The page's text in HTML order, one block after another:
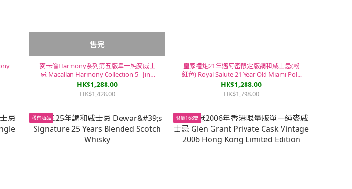
售完
麥卡倫Harmony系列第五版單一純麥威士
忌 Macallan Harmony Collection 5 - Jing
Single Malt Whisky
HK$1,288.00
HK$1,428.00
皇家禮炮21年邁阿密限定版調和威士忌(粉
紅色) Royal Salute 21 Year Old Miami Polo
Edition Blended Scotch Whisky (Pink)
HK$1,288.00
HK$1,798.00
稀有酒品 限量168支